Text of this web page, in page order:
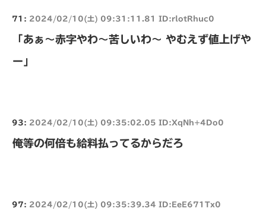
71: 2024/02/10(土) 09:31:11.81 ID:rlotRhuc0
「あぁ～赤字やわ～苦しいわ～ やむえず値上げや
ー」
93: 2024/02/10(土) 09:35:02.05 ID:XqNh+4Do0
俺等の何倍も給料払ってるからだろ
97: 2024/02/10(土) 09:35:39.34 ID:EeE671Tx0